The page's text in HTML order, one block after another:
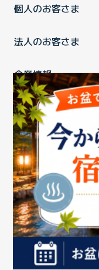
個人のお客さま
法人のお客さま
企業情報
ご利用中の方
お問い合わせ消費税の
個人情報保護ポリシー
特定商取引法に基づく
商標についてBIGLOBE
Copyright